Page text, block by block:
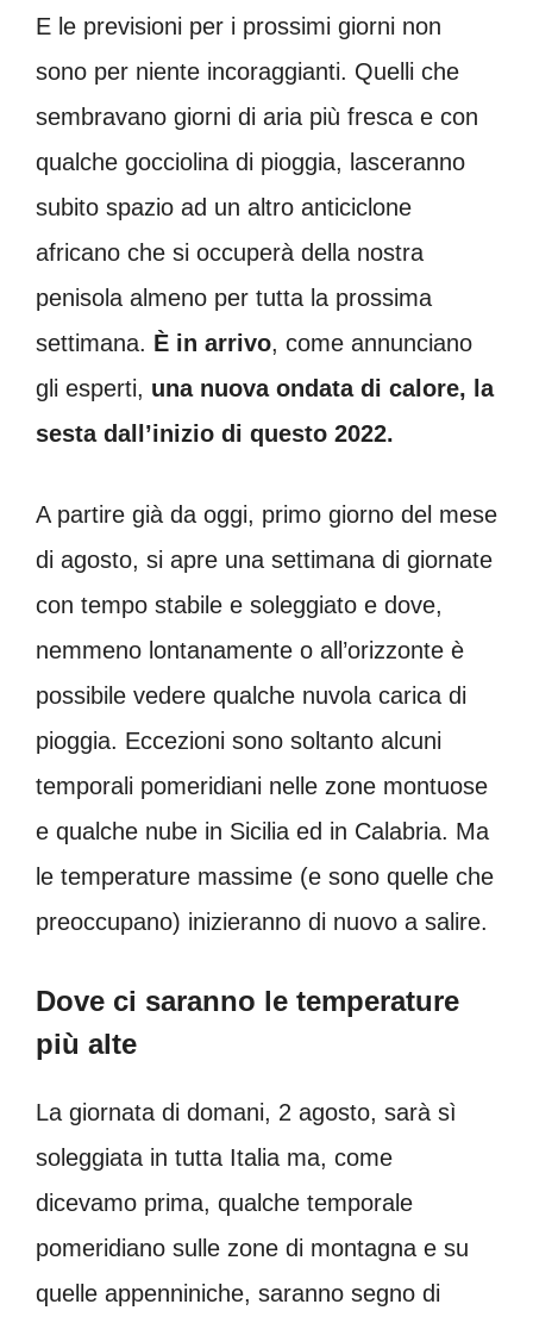
E le previsioni per i prossimi giorni non
sono per niente incoraggianti. Quelli che
sembravano giorni di aria più fresca e con
qualche gocciolina di pioggia, lasceranno
subito spazio ad un altro anticiclone
africano che si occuperà della nostra
penisola almeno per tutta la prossima
settimana. È in arrivo, come annunciano
gli esperti, una nuova ondata di calore, la
sesta dall’inizio di questo 2022.
A partire già da oggi, primo giorno del mese
di agosto, si apre una settimana di giornate
con tempo stabile e soleggiato e dove,
nemmeno lontanamente o all’orizzonte è
possibile vedere qualche nuvola carica di
pioggia. Eccezioni sono soltanto alcuni
temporali pomeridiani nelle zone montuose
e qualche nube in Sicilia ed in Calabria. Ma
le temperature massime (e sono quelle che
preoccupano) inizieranno di nuovo a salire.
Dove ci saranno le temperature
più alte
La giornata di domani, 2 agosto, sarà sì
soleggiata in tutta Italia ma, come
dicevamo prima, qualche temporale
pomeridiano sulle zone di montagna e su
quelle appenniniche, saranno segno di